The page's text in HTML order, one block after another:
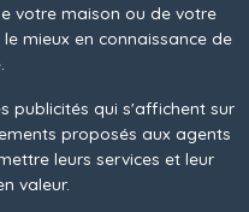
votre maison ou de votre
mieux en connaissance de
publicités qui s'affichent sur
proposés aux agents
leurs services et leur
valeur.